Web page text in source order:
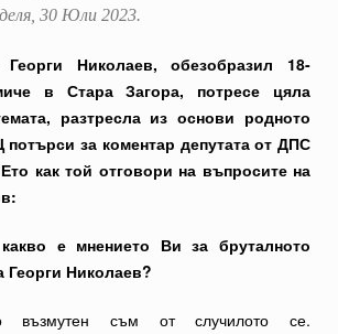
30 Юли 2023.
Николаев, обезобразил 18-
в Стара Загора, потресе цяла
разтресла из основи родното
за коментар депутата от ДПС
как той отговори на въпросите на
е мнението Ви за бруталното
Георги Николаев?
възмутен съм от случилото се.